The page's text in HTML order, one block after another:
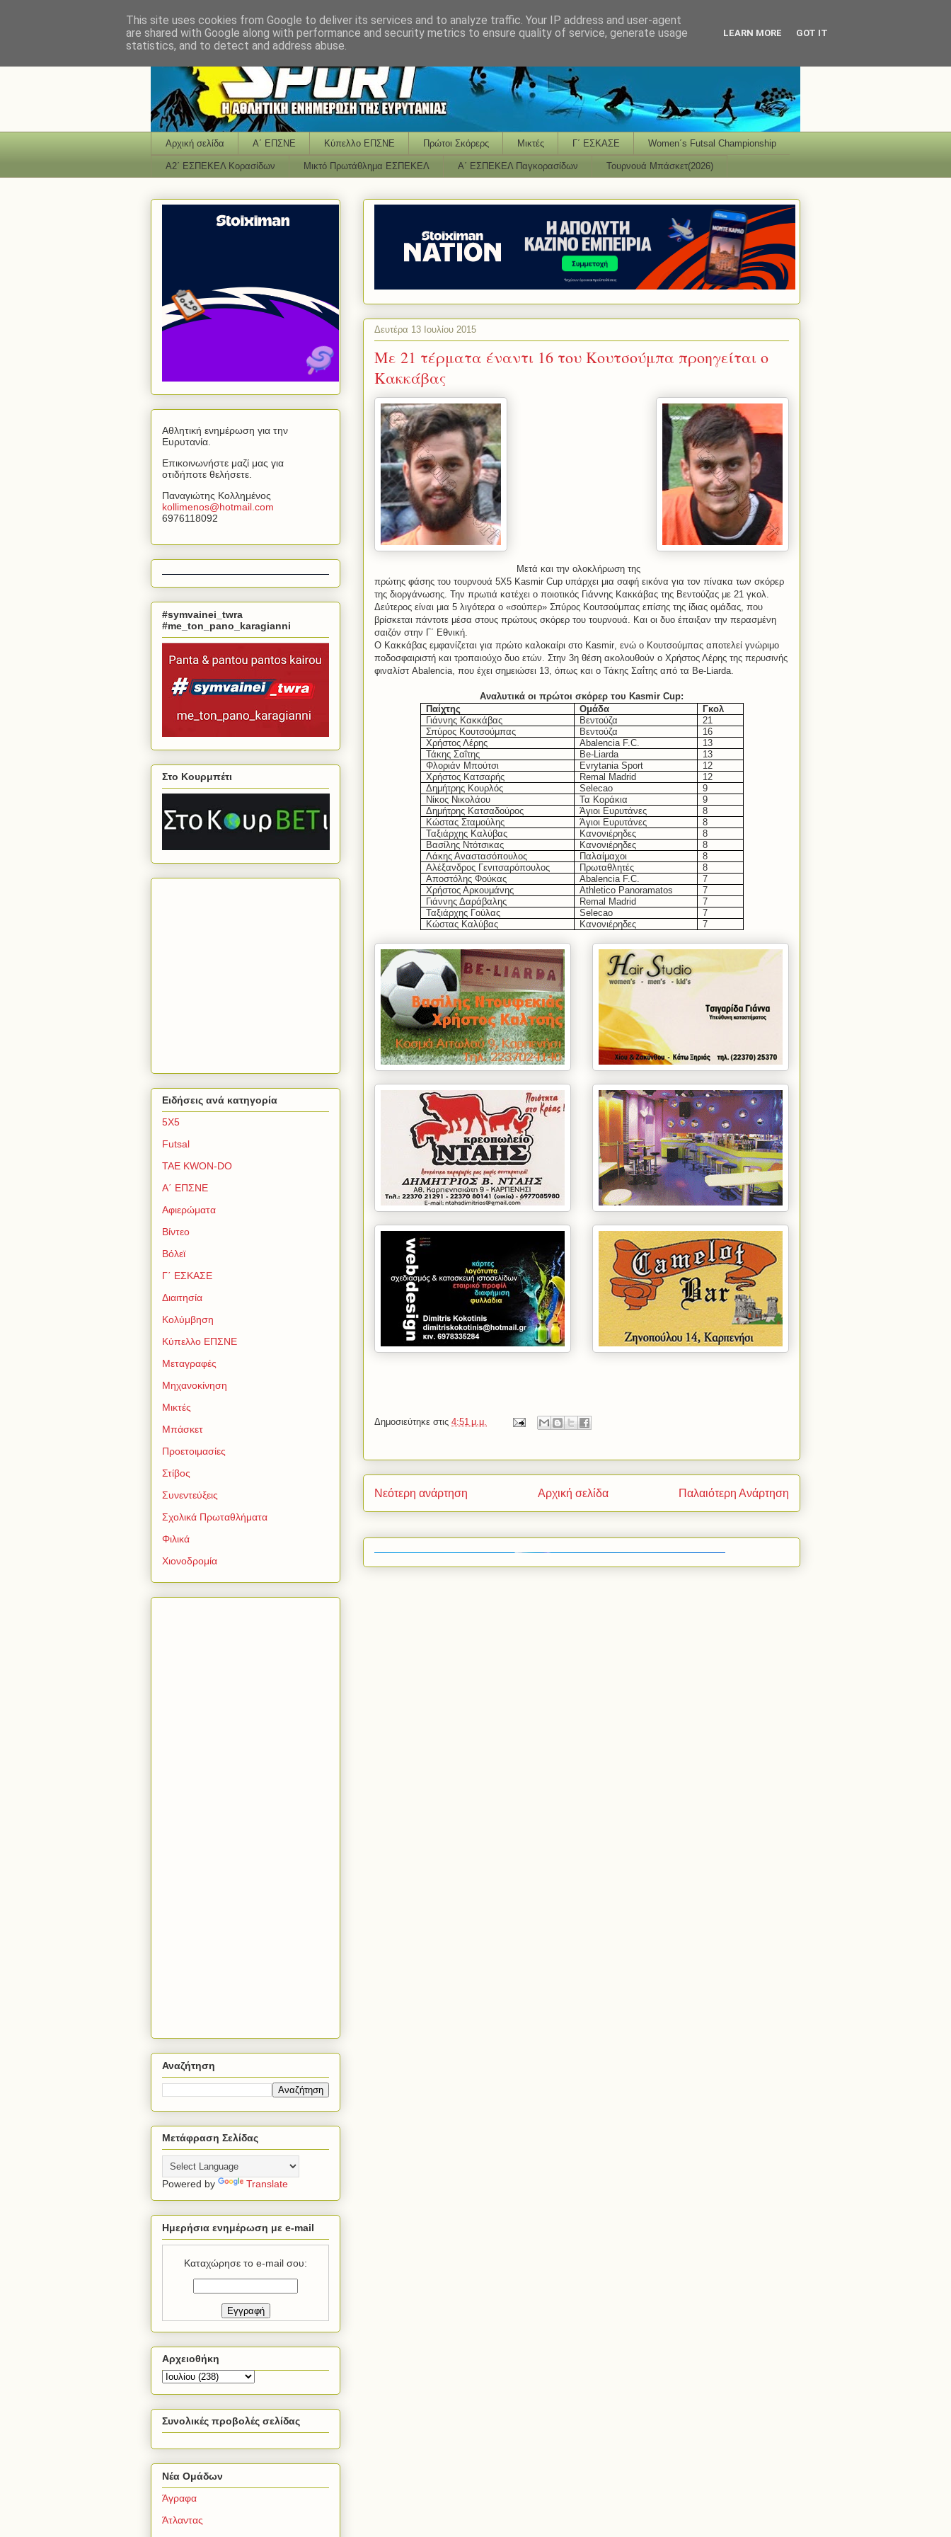
Αρχική σελίδα Α΄ ΕΠΣΝΕ Κύπελλο ΕΠΣΝΕ Πρώτοι Σκόρερς Μικτές Γ΄ ΕΣΚΑΣΕ Women΄s Futsal Championship
Α2΄ ΕΣΠΕΚΕΛ Κορασίδων Μικτό Πρωτάθλημα ΕΣΠΕΚΕΛ Α΄ ΕΣΠΕΚΕΛ Παγκορασίδων Τουρνουά Μπάσκετ(2026)
Δευτέρα 13 Ιουλίου 2015
Με 21 τέρματα έναντι 16 του Κουτσούμπα προηγείται ο
Κακκάβας
Μετά και την ολοκλήρωση της
πρώτης φάσης του τουρνουά 5Χ5 Kasmir Cup υπάρχει μια σαφή εικόνα για τον πίνακα των σκόρερ
της διοργάνωσης. Την πρωτιά κατέχει ο ποιοτικός Γιάννης Κακκάβας της Βεντούζας με 21 γκολ.
Δεύτερος είναι μια 5 λιγότερα ο «σούπερ» Σπύρος Κουτσούμπας επίσης της ίδιας ομάδας, που
βρίσκεται πάντοτε μέσα στους πρώτους σκόρερ του τουρνουά. Και οι δυο έπαιξαν την περασμένη
σαιζόν στην Γ΄ Εθνική.
Ο Κακκάβας εμφανίζεται για πρώτο καλοκαίρι στο Kasmir, ενώ ο Κουτσούμπας αποτελεί γνώριμο
ποδοσφαιριστή και τροπαιούχο δυο ετών. Στην 3η θέση ακολουθούν ο Χρήστος Λέρης της περυσινής
φιναλίστ Abalencia, που έχει σημειώσει 13, όπως και ο Τάκης Σαΐτης από τα Be-Liarda.
Αναλυτικά οι πρώτοι σκόρερ του Kasmir Cup:
Παίχτης
Ομάδα
Γκολ
Γιάννης Κακκάβας
Βεντούζα
21
Σπύρος Κουτσούμπας
Βεντούζα
16
Χρήστος Λέρης
Abalencia F.C.
13
Τάκης Σαΐτης
Be-Liarda
13
Φλοριάν Μπούτσι
Evrytania Sport
12
Χρήστος Κατσαρής
Remal Madrid
12
Δημήτρης Κουρλός
Selecao
9
Νίκος Νικολάου
Τα Κοράκια
9
Δημήτρης Κατσαδούρος
Άγιοι Ευρυτάνες
8
Κώστας Σταμούλης
Άγιοι Ευρυτάνες
8
Ταξιάρχης Καλύβας
Κανονιέρηδες
8
Βασίλης Ντότσικας
Κανονιέρηδες
8
Λάκης Αναστασόπουλος
Παλαίμαχοι
8
Αλέξανδρος Γενιτσαρόπουλος
Πρωταθλητές
8
Αποστόλης Φούκας
Abalencia F.C.
7
Χρήστος Αρκουμάνης
Athletico Panoramatos
7
Γιάννης Δαράβαλης
Remal Madrid
7
Ταξιάρχης Γούλας
Selecao
7
Κώστας Καλύβας
Κανονιέρηδες 7
Δημοσιεύτηκε στις 4:51 μ.μ.
Νεότερη ανάρτηση Παλαιότερη Ανάρτηση
Αρχική σελίδα
Αθλητική ενημέρωση για την
Ευρυτανία.
Επικοινωνήστε μαζί μας για
οτιδήποτε θελήσετε.
Παναγιώτης Κολλημένος
kollimenos@hotmail com
6976118092
#symvainei_twra
#me_ton_pano_karagianni
Στο Κουρμπέτι
Ειδήσεις ανά κατηγορία
5Χ5
Futsal
TAE KWON-DO
Α΄ ΕΠΣΝΕ
Αφιερώματα
Βίντεο
Βόλεϊ
Γ΄ ΕΣΚΑΣΕ
Διαιτησία
Κολύμβηση
Κύπελλο ΕΠΣΝΕ
Μεταγραφές
Μηχανοκίνηση
Μικτές
Μπάσκετ
Προετοιμασίες
Στίβος
Συνεντεύξεις
Σχολικά Πρωταθλήματα
Φιλικά
Χιονοδρομία
Αναζήτηση
Μετάφραση Σελίδας
Powered by Translate
Ημερήσια ενημέρωση με e-mail
Καταχώρησε το e-mail σου:
Αρχειοθήκη
Συνολικές προβολές σελίδας
Νέα Ομάδων
Άγραφα
Άτλαντας
This site uses cookies from Google to deliver its services and to analyze traffic. Your IP address and user-agent
are shared with Google along with performance and security metrics to ensure quality of service, generate usage
statistics, and to detect and address abuse.
LEARN MORE GOT IT